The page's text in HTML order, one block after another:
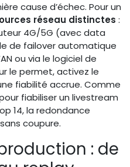
cause d’échec. Pour un
réseau distinctes :
4G/5G (avec data
de failover automatique
ou via le logiciel de
le permet, activez le
fiabilité accrue. Comme
fiabiliser un livestream
14, la redondance
coupure.
: de